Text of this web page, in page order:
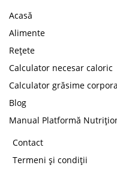
Acasă
Alimente
Rețete
Calculator necesar caloric
Calculator grăsime
Blog
Manual Platformă
Contact
Termeni și condiții